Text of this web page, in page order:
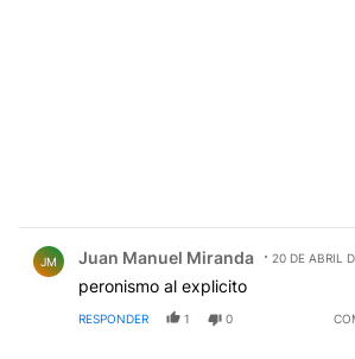
JM Juan Manuel Miranda 20 DE ABRIL
peronismo al explicito
RESPONDER 1 0